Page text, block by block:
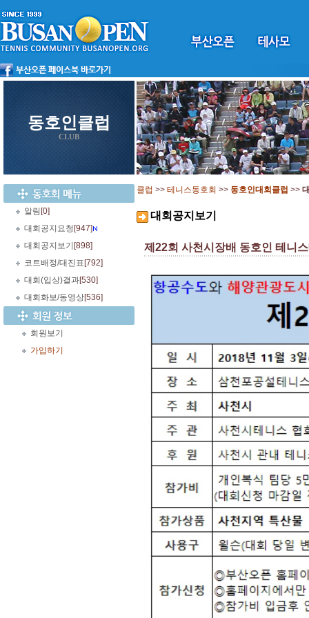
동호인클럽
CLUB
알림 [0]
대회공지요청 [947]
대회공지보기 [898]
코트배정/대진표 [792]
대회(입상)결과[530]
대회화보/동영상[536]
회원보기
가입하기
클럽 >> 테니스동호회 >> 동호인대회클럽 >>
대회공지보기
제22회 사천시장배 동호인 테니